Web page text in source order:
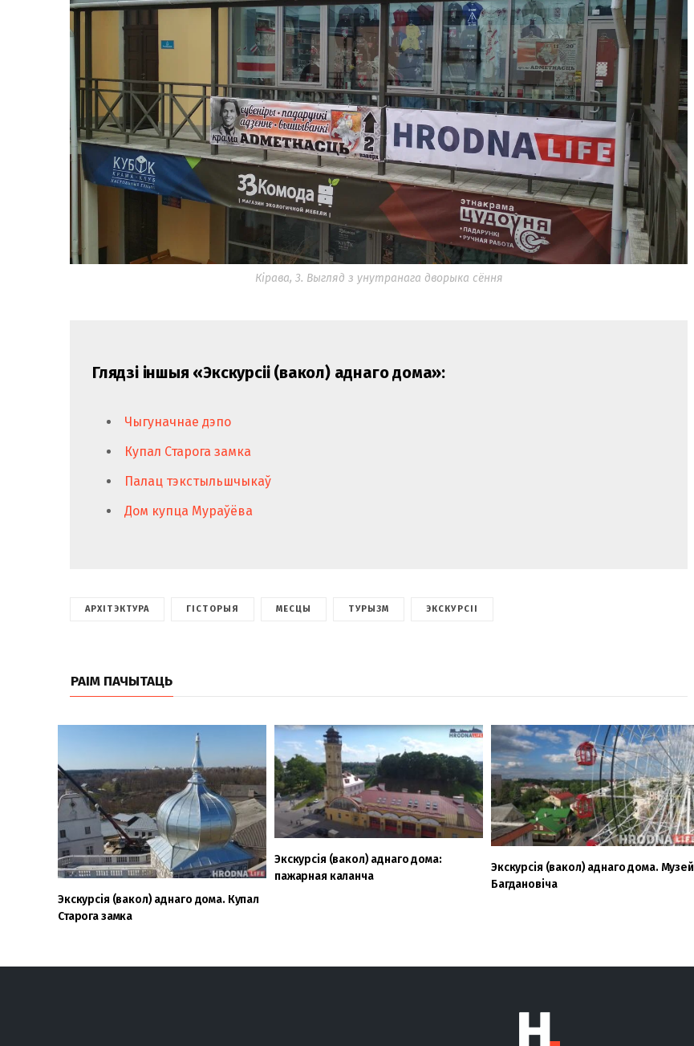
Кірава, 3. Выгляд з унутранага дворыка сёння
Глядзі іншыя «Экскурсіі (вакол) аднаго дома»:
Чыгуначнае дэпо
Купал Старога замка
Палац тэкстыльшчыкаў
Дом купца Мураўёва
АРХІТЭКТУРА ГІСТОРЫЯ МЕСЦЫ ТУРЫЗМ ЭКСКУРСІІ
РАІМ ПАЧЫТАЦЬ
Экскурсія (вакол) аднаго дома. Купал
Старога замка
Экскурсія (вакол) аднаго дома:
пажарная каланча
Экскурсія (вакол) аднаго дома. Музей
Багдановіча